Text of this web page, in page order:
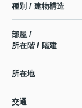
種別 / 建物構造
部屋 /
所在階 / 階建
所在地
交通